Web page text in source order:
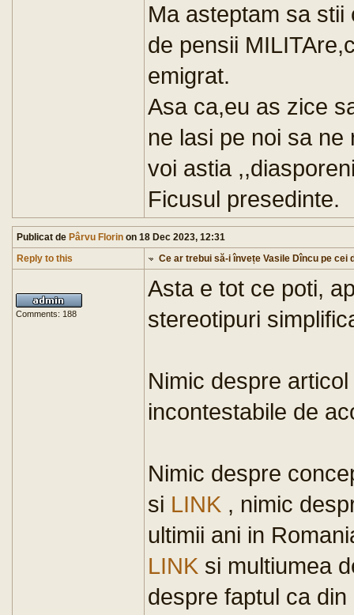
Ma asteptam sa stii
de pensii
emigrat.
Asa ca,eu as zice
ne lasi pe noi sa
voi astia
Ficusul presedinte.
Publicat de Pârvu Florin on 18 Dec 2023, 12:31
Reply to this
Ce ar trebui să-i învețe Vasile Dîncu pe cei
Comments: 188
Asta e tot ce poti,
stereotipuri
Nimic despre
incontestabile de
Nimic despre
si LINK , nimic
ultimii ani in
LINK si multiumea
despre faptul ca